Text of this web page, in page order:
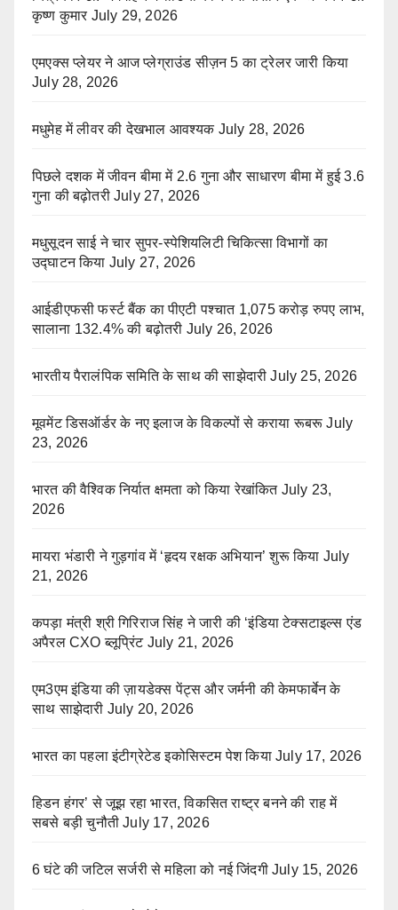
कृष्ण कुमार July 29, 2026
एमएक्स प्लेयर ने आज प्लेग्राउंड सीज़न 5 का ट्रेलर जारी किया
July 28, 2026
मधुमेह में लीवर की देखभाल आवश्यक July 28, 2026
पिछले दशक में जीवन बीमा में 2.6 गुना और साधारण बीमा में हुई 3.6
गुना की बढ़ोतरी July 27, 2026
मधुसूदन साई ने चार सुपर-स्पेशियलिटी चिकित्सा विभागों का
उद्घाटन किया July 27, 2026
आईडीएफसी फर्स्ट बैंक का पीएटी पश्चात 1,075 करोड़ रुपए लाभ,
सालाना 132.4% की बढ़ोतरी July 26, 2026
भारतीय पैरालंपिक समिति के साथ की साझेदारी July 25, 2026
मूवमेंट डिसऑर्डर के नए इलाज के विकल्पों से कराया रूबरू July
23, 2026
भारत की वैश्विक निर्यात क्षमता को किया रेखांकित July 23,
2026
मायरा भंडारी ने गुड़गांव में ‘हृदय रक्षक अभियान’ शुरू किया July
21, 2026
कपड़ा मंत्री श्री गिरिराज सिंह ने जारी की ‘इंडिया टेक्सटाइल्स एंड
अपैरल CXO ब्लूप्रिंट July 21, 2026
एम3एम इंडिया की ज़ायडेक्स पेंट्स और जर्मनी की केमफार्बेन के
साथ साझेदारी July 20, 2026
भारत का पहला इंटीग्रेटेड इकोसिस्टम पेश किया July 17, 2026
हिडन हंगर’ से जूझ रहा भारत, विकसित राष्ट्र बनने की राह में
सबसे बड़ी चुनौती July 17, 2026
6 घंटे की जटिल सर्जरी से महिला को नई जिंदगी July 15, 2026